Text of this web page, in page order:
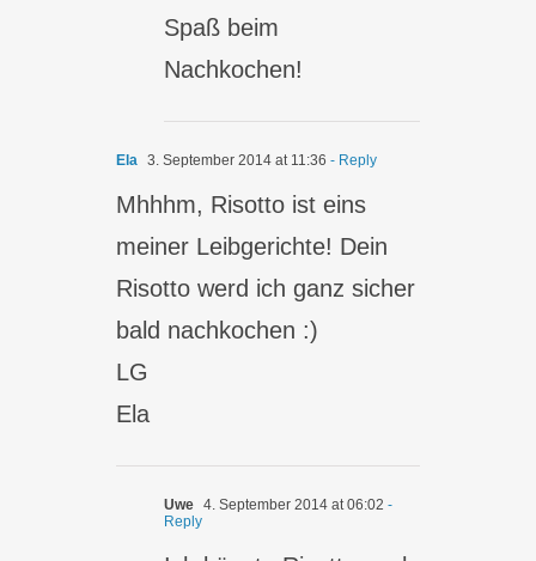
Spaß beim
Nachkochen!
Ela 3. September 2014 at 11:36 - Reply
Mhhhm, Risotto ist eins
meiner Leibgerichte! Dein
Risotto werd ich ganz sicher
bald nachkochen :)
LG
Ela
Uwe 4. September 2014 at 06:02 -
Reply